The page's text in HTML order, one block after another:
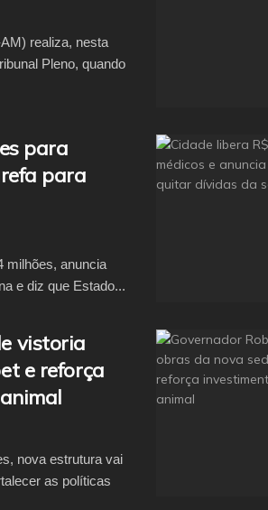
realiza, nesta
Pleno, quando
para
para
milhões, anuncia
e diz que Estado...
vistoria
e reforça
nova estrutura vai
as políticas